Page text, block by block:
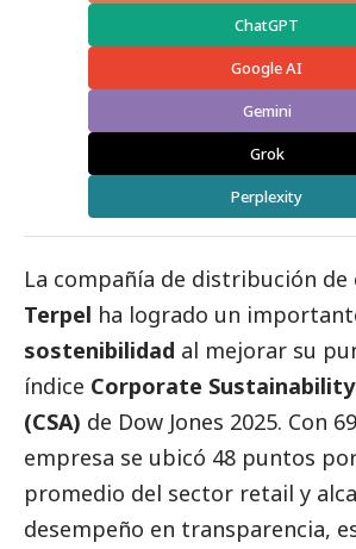
ChatGPT
Google AI
Gemini
Grok
Perplexity
La compañía de distribución
Terpel ha logrado un
sostenibilidad al mejorar su
índice Corporate
(CSA) de Dow Jones 2025. Con
empresa se ubicó 48 puntos
promedio del sector retail y
desempeño en transparencia,